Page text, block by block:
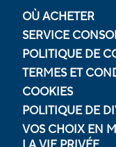
OÙ ACHETER
SERVICE
POLITIQUE DE
TERMES ET
COOKIES
POLITIQUE DE
VOS CHOIX EN